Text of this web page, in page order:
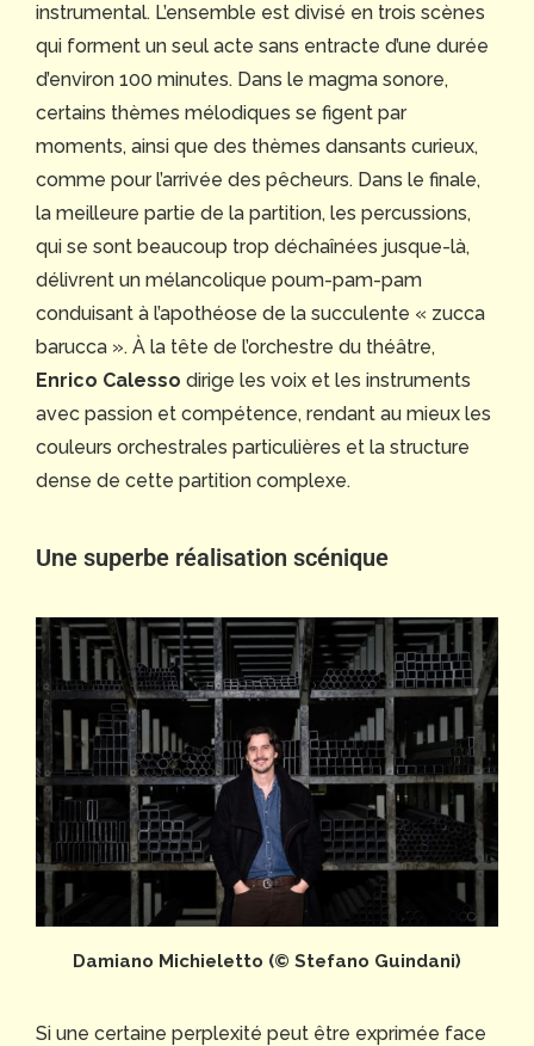
instrumental. L’ensemble est divisé en trois scènes
qui forment un seul acte sans entracte d’une durée
d’environ 100 minutes. Dans le magma sonore,
certains thèmes mélodiques se figent par
moments, ainsi que des thèmes dansants curieux,
comme pour l’arrivée des pêcheurs. Dans le finale,
la meilleure partie de la partition, les percussions,
qui se sont beaucoup trop déchaînées jusque-là,
délivrent un mélancolique poum-pam-pam
conduisant à l’apothéose de la succulente « zucca
barucca ». À la tête de l’orchestre du théâtre,
Enrico Calesso dirige les voix et les instruments
avec passion et compétence, rendant au mieux les
couleurs orchestrales particulières et la structure
dense de cette partition complexe.
Une superbe réalisation scénique
Damiano Michieletto (© Stefano Guindani)
Si une certaine perplexité peut être exprimée face